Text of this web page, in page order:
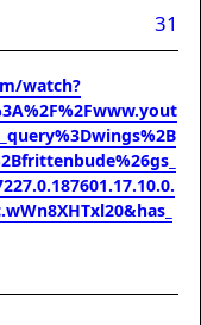
31
watch?